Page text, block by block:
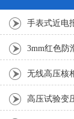
手表式近电
式近电报警
3mm红色防
防滑绝缘垫
无线高压核
需停止操作
高压试验变